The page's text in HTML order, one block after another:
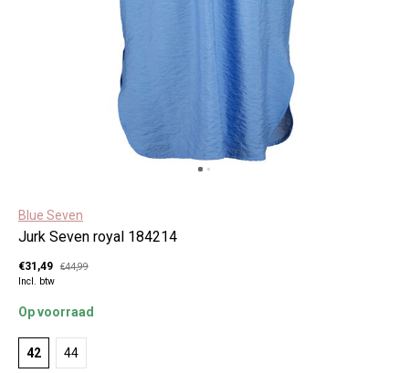
Blue Seven
Jurk Seven royal 184214
€31,49
€44,99
Incl. btw
Op voorraad
42 44